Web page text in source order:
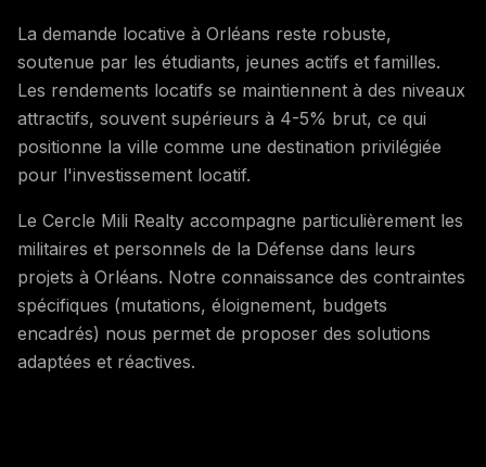
La demande locative à Orléans reste robuste,
soutenue par les étudiants, jeunes actifs et familles.
Les rendements locatifs se maintiennent à des niveaux
attractifs, souvent supérieurs à 4-5% brut, ce qui
positionne la ville comme une destination privilégiée
pour l'investissement locatif.
Le Cercle Mili Realty accompagne particulièrement les
militaires et personnels de la Défense dans leurs
projets à Orléans. Notre connaissance des contraintes
spécifiques (mutations, éloignement, budgets
encadrés) nous permet de proposer des solutions
adaptées et réactives.